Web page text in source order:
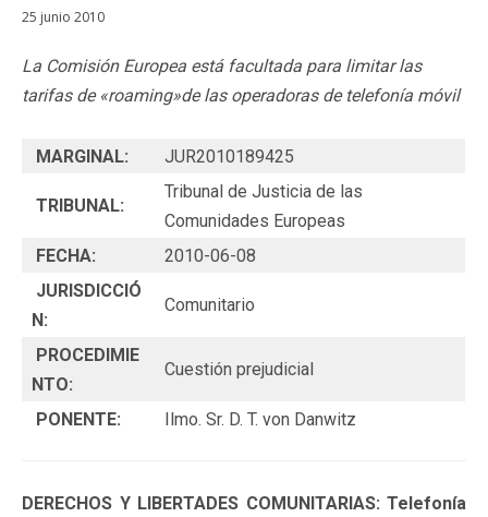
25 junio 2010
La Comisión Europea está facultada para limitar las
tarifas de «roaming»de las operadoras de telefonía móvil
MARGINAL: JUR2010189425
TRIBUNAL:
Tribunal de Justicia de las
Comunidades Europeas
FECHA:
2010-06-08
JURISDICCIÓ
N:
Comunitario
PROCEDIMIE
NTO:
Cuestión prejudicial
PONENTE: Ilmo. Sr. D. T. von Danwitz
DERECHOS Y LIBERTADES COMUNITARIAS: Telefonía